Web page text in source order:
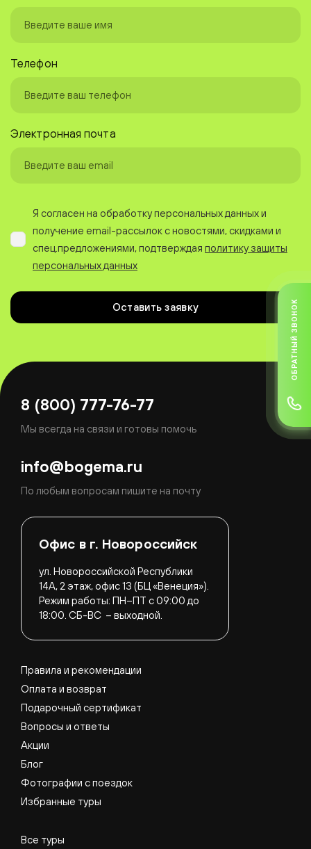
Телефон
Электронная почта
Я согласен на обработку персональных данных и
получение email-рассылок с новостями, скидками и
спец.предложениями, подтверждая политику защиты
персональных данных
Оставить заявку
8 (800) 777-76-77
Мы всегда на связи и готовы помочь
info@bogema.ru
По любым вопросам пишите на почту
Офис в г. Новороссийск
ул. Новороссийской Республики
14А, 2 этаж, офис 13 (БЦ «Венеция»).
Режим работы: ПН–ПТ с 09:00 до
18:00. СБ-ВС – выходной.
Правила и рекомендации
Оплата и возврат
Подарочный сертификат
Вопросы и ответы
Акции
Блог
Фотографии с поездок
Избранные туры
Все туры
ОБРАТНЫЙ ЗВОНОК